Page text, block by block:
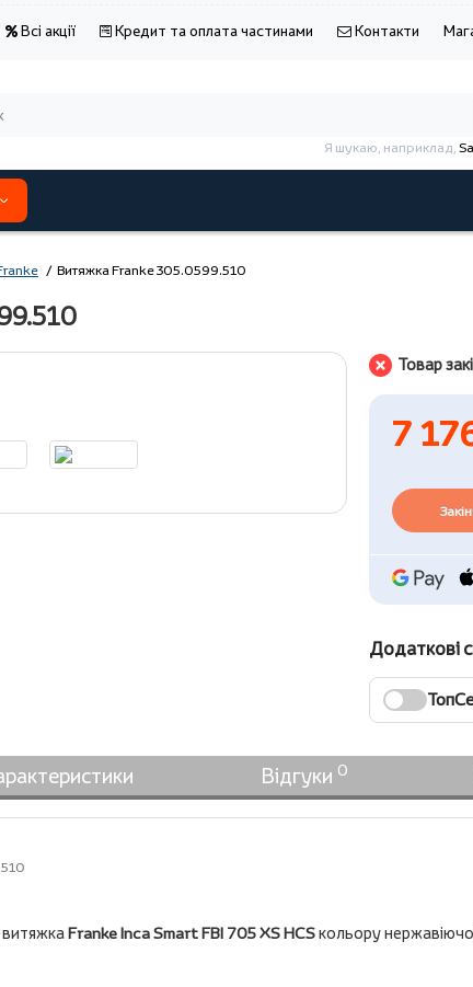
Всі акції Кредит та оплата частинами Контакти
Я шукаю, наприклад,
Витяжка Franke 305.0599.510
Товар
7
Додаткові
Відгуки 0
Franke Inca Smart FBI 705 XS HCSкольору